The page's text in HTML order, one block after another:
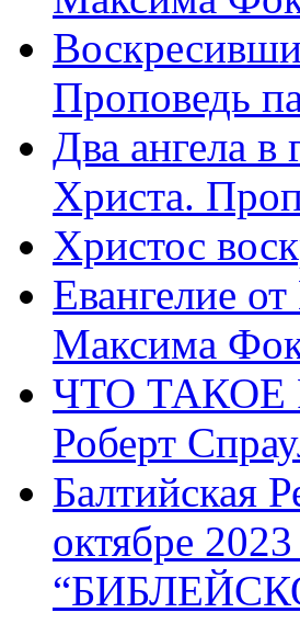
Проповедь
Два ангела в
Христа.
Христос
Евангелие
Максима
ЧТО
Роберт
Балтийская
октябре